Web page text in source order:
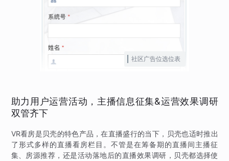
社区广告位选位表
助力用户运营活动，主播信息征集&运营效果调研
双管齐下
VR看房是贝壳的特色产品，在直播盛行的当下，贝壳也适时推出
了形式多样的直播看房栏目。不管是在筹备期的直播间主播征
集、房源推荐，还是活动落地后的直播效果调研，贝壳都选择使